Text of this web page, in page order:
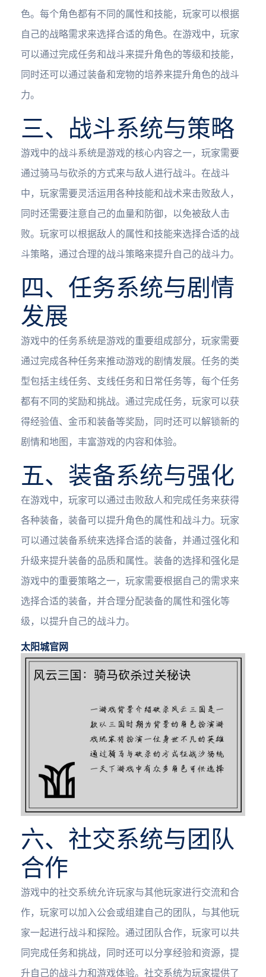
色。每个角色都有不同的属性和技能，玩家可以根据
自己的战略需求来选择合适的角色。在游戏中，玩家
可以通过完成任务和战斗来提升角色的等级和技能，
同时还可以通过装备和宠物的培养来提升角色的战斗
力。
三、战斗系统与策略
游戏中的战斗系统是游戏的核心内容之一，玩家需要
通过骑马与砍杀的方式来与敌人进行战斗。在战斗
中，玩家需要灵活运用各种技能和战术来击败敌人，
同时还需要注意自己的血量和防御，以免被敌人击
败。玩家可以根据敌人的属性和技能来选择合适的战
斗策略，通过合理的战斗策略来提升自己的战斗力。
四、任务系统与剧情
发展
游戏中的任务系统是游戏的重要组成部分，玩家需要
通过完成各种任务来推动游戏的剧情发展。任务的类
型包括主线任务、支线任务和日常任务等，每个任务
都有不同的奖励和挑战。通过完成任务，玩家可以获
得经验值、金币和装备等奖励，同时还可以解锁新的
剧情和地图，丰富游戏的内容和体验。
五、装备系统与强化
在游戏中，玩家可以通过击败敌人和完成任务来获得
各种装备，装备可以提升角色的属性和战斗力。玩家
可以通过装备系统来选择合适的装备，并通过强化和
升级来提升装备的品质和属性。装备的选择和强化是
游戏中的重要策略之一，玩家需要根据自己的需求来
选择合适的装备，并合理分配装备的属性和强化等
级，以提升自己的战斗力。
太阳城官网
六、社交系统与团队
合作
游戏中的社交系统允许玩家与其他玩家进行交流和合
作，玩家可以加入公会或组建自己的团队，与其他玩
家一起进行战斗和探险。通过团队合作，玩家可以共
同完成任务和挑战，同时还可以分享经验和资源，提
升自己的战斗力和游戏体验。社交系统为玩家提供了